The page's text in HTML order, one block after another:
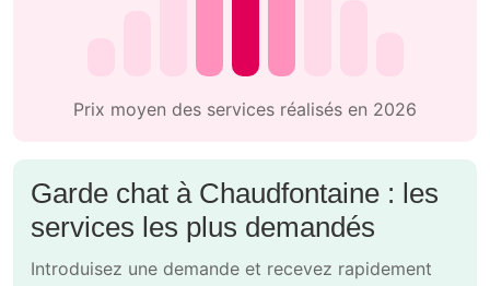
Prix moyen des services réalisés en 2026
Garde chat à Chaudfontaine : les
services les plus demandés
Introduisez une demande et recevez rapidement